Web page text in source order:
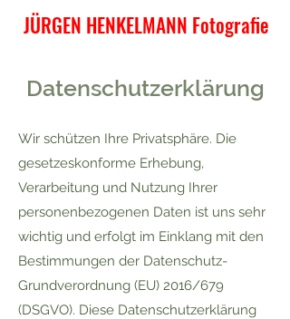
JÜRGEN HENKELMANN Fotografie
Datenschutzerklärung
Wir schützen Ihre Privatsphäre. Die
gesetzeskonforme Erhebung,
Verarbeitung und Nutzung Ihrer
personenbezogenen Daten ist uns sehr
wichtig und erfolgt im Einklang mit den
Bestimmungen der Datenschutz-
Grundverordnung (EU) 2016/679
(DSGVO). Diese Datenschutzerklärung